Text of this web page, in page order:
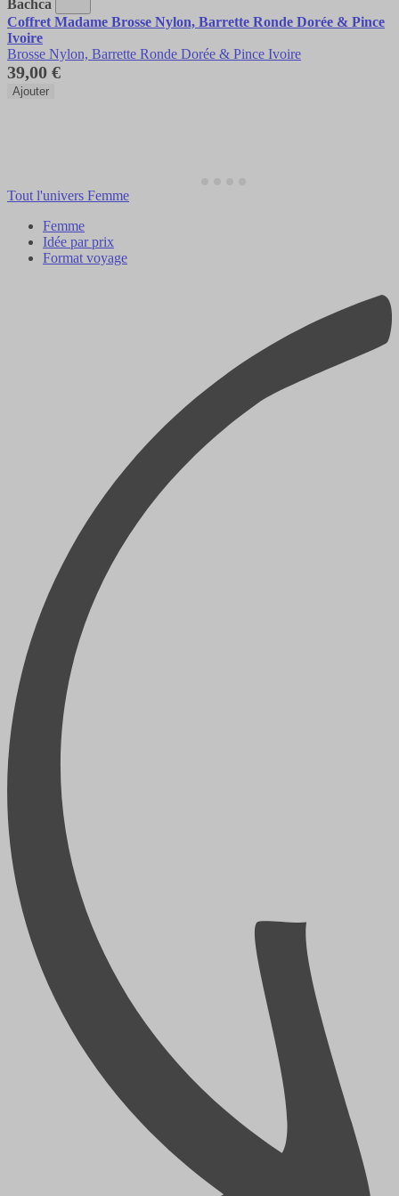
Bachca
Coffret Madame Brosse Nylon, Barrette Ronde Dorée & Pince
Ivoire
Brosse Nylon, Barrette Ronde Dorée & Pince Ivoire
39,00 €
Ajouter
Tout l'univers Femme
Femme
Idée par prix
Format voyage